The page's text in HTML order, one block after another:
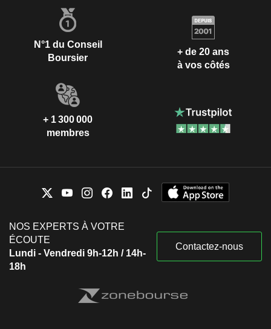
N°1 du Conseil
Boursier
+ de 20 ans
à vos côtés
+ 1 300 000
membres
NOS EXPERTS À VOTRE
ÉCOUTE
Lundi - Vendredi 9h-12h / 14h-
18h
Contactez-nous